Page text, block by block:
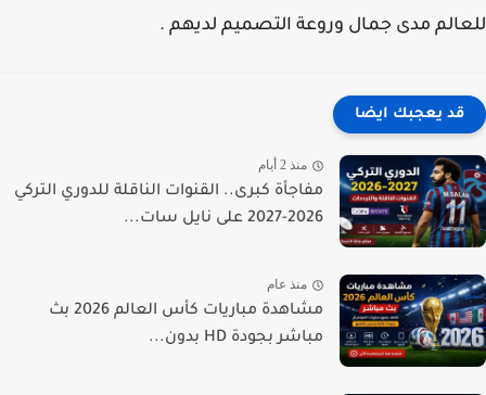
مدى جمال وروعة التصميم لديهم .
قد يعجبك ايضا
منذ 2 أيام
مفاجأة كبرى.. القنوات الناقلة للدوري التركي
2026-2027 على نايل سات...
منذ عام
مشاهدة مباريات كأس العالم 2026 بث
مباشر بجودة HD بدون...